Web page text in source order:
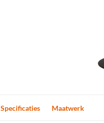
Specificaties Maatwerk